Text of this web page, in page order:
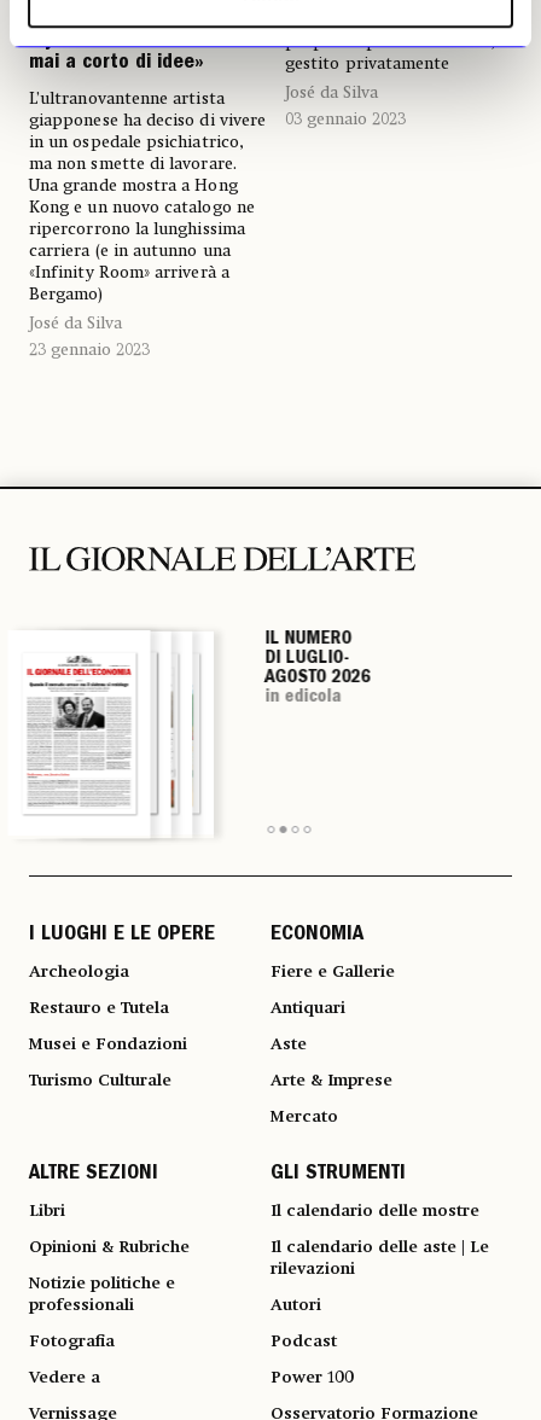
Yayoi Kusama: «Non resto
mai a corto di idee»
L’ultranovantenne artista
giapponese ha deciso di vivere
in un ospedale psichiatrico,
ma non smette di lavorare.
Una grande mostra a Hong
Kong e un nuovo catalogo ne
ripercorrono la lunghissima
carriera (e in autunno una
«Infinity Room» arriverà a
Bergamo)
José da Silva
23 gennaio 2023
gestito privatamente
José da Silva
03 gennaio 2023
IL NUMERO
DI LUGLIO-
AGOSTO 2026
in edicola
IL NUMERO
DI LUGLIO-
AGOSTO 2026
in edicola
IL NUMERO
DI LUGLIO-
AGOSTO 2026
in edicola
IL NUMERO
DI LUGLIO-
AGOSTO 2026
in edicola
I LUOGHI E LE OPERE
Archeologia
Restauro e Tutela
Musei e Fondazioni
Turismo Culturale
ECONOMIA
Fiere e Gallerie
Antiquari
Aste
Arte & Imprese
Mercato
ALTRE SEZIONI
Libri
Opinioni & Rubriche
Notizie politiche e
professionali
Fotografia
Vedere a
Vernissage
GLI STRUMENTI
Il calendario delle mostre
Il calendario delle aste | Le
rilevazioni
Autori
Podcast
Power 100
Osservatorio Formazione